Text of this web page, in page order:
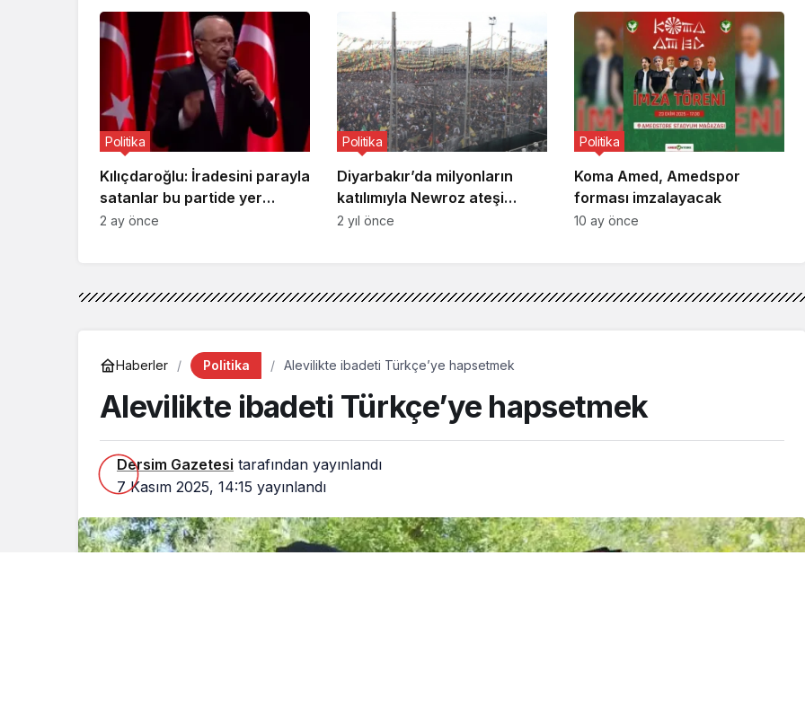
yönetme anlayışından
kendimizi de kentimizi de
kurtaracağız
çelişki
Kılıçdaroğlu: İradesini parayla
satanlar bu partide yer
alamaz
Politika
2 ay önce
Diyarbakır’da milyonların
katılımıyla Newroz ateşi
yakıldı
Politika
2 yıl önce
Koma Amed, Amedspor
forması imzalayacak
Politika
10 ay önce
Haberler Politika Alevilikte ibadeti Türkçe’ye hapsetmek
Alevilikte ibadeti Türkçe’ye hapsetmek
Dersim Gazetesi tarafından yayınlandı
7 Kasım 2025, 14:15 yayınlandı